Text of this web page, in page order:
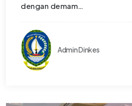
dengan demam…
Admin Dinkes